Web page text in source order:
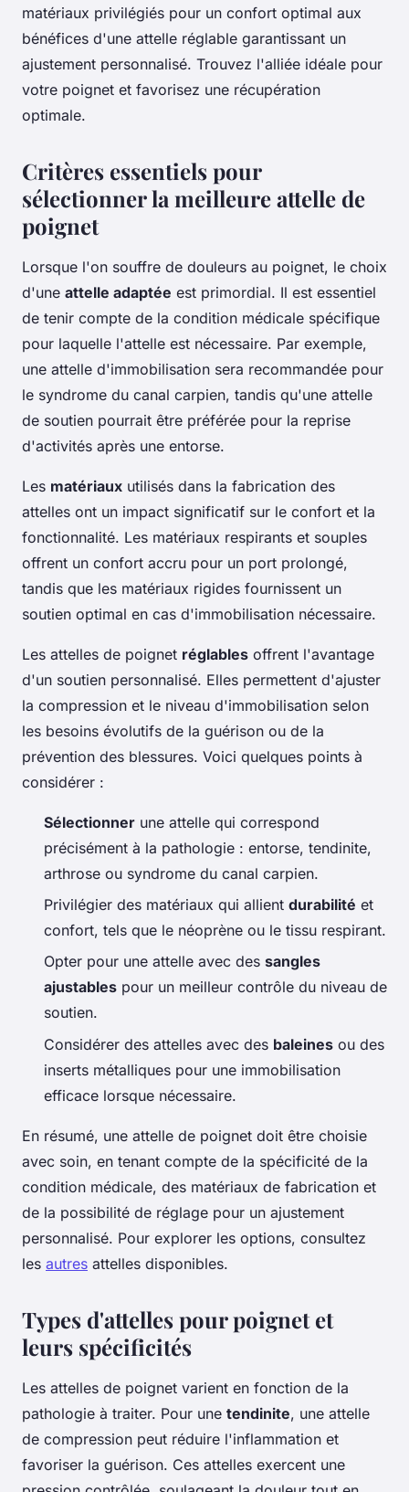
matériaux privilégiés pour un confort optimal aux
bénéfices d'une attelle réglable garantissant un
ajustement personnalisé. Trouvez l'alliée idéale pour
votre poignet et favorisez une récupération
optimale.
Critères essentiels pour
sélectionner la meilleure attelle de
poignet
Lorsque l'on souffre de douleurs au poignet, le choix
d'une attelle adaptée est primordial. Il est essentiel
de tenir compte de la condition médicale spécifique
pour laquelle l'attelle est nécessaire. Par exemple,
une attelle d'immobilisation sera recommandée pour
le syndrome du canal carpien, tandis qu'une attelle
de soutien pourrait être préférée pour la reprise
d'activités après une entorse.
Les matériaux utilisés dans la fabrication des
attelles ont un impact significatif sur le confort et la
fonctionnalité. Les matériaux respirants et souples
offrent un confort accru pour un port prolongé,
tandis que les matériaux rigides fournissent un
soutien optimal en cas d'immobilisation nécessaire.
Les attelles de poignet réglables offrent l'avantage
d'un soutien personnalisé. Elles permettent d'ajuster
la compression et le niveau d'immobilisation selon
les besoins évolutifs de la guérison ou de la
prévention des blessures. Voici quelques points à
considérer :
Sélectionner une attelle qui correspond
précisément à la pathologie : entorse, tendinite,
arthrose ou syndrome du canal carpien.
Privilégier des matériaux qui allient durabilité et
confort, tels que le néoprène ou le tissu respirant.
Opter pour une attelle avec des sangles
ajustables pour un meilleur contrôle du niveau de
soutien.
Considérer des attelles avec des baleines ou des
inserts métalliques pour une immobilisation
efficace lorsque nécessaire.
En résumé, une attelle de poignet doit être choisie
avec soin, en tenant compte de la spécificité de la
condition médicale, des matériaux de fabrication et
de la possibilité de réglage pour un ajustement
personnalisé. Pour explorer les options, consultez
les autres attelles disponibles.
Types d'attelles pour poignet et
leurs spécificités
Les attelles de poignet varient en fonction de la
pathologie à traiter. Pour une tendinite, une attelle
de compression peut réduire l'inflammation et
favoriser la guérison. Ces attelles exercent une